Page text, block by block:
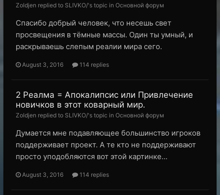
Zoldjen replied to SLIVKO/'s topic in Основной форум
Спасибо добрый человек, что несешь свет
просвещения в тёмные массы. Один ты умный, и
раскрываешь слепым реалии мира сего.
August 3, 2016 114 replies
2 Реалма = Апокалипсис или Привлечение
новичков в этот коварный мир.
Zoldjen replied to SLIVKO/'s topic in Основной форум
Думается мне подавляющее большинство игроков
поддерживает проект. А те кто не поддерживают
просто уподобляются вот этой картинке...
August 3, 2016 114 replies